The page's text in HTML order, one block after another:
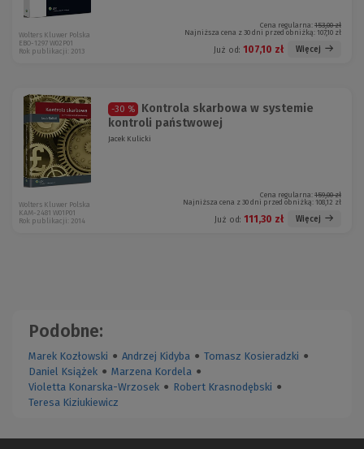
Cena regularna: 153,00 zł
Najniższa cena z 30 dni przed obniżką: 107,10 zł
Już od: 107,10 zł Więcej
Wolters Kluwer Polska
EBO-1297 W02P01
Rok publikacji: 2013
-30 %
Kontrola skarbowa w systemie
kontroli państwowej
Jacek Kulicki
Cena regularna: 159,00 zł
Najniższa cena z 30 dni przed obniżką: 108,12 zł
Już od: 111,30 zł Więcej
Wolters Kluwer Polska
KAM-2481 W01P01
Rok publikacji: 2014
Podobne:
Marek Kozłowski ● Andrzej Kidyba ● Tomasz Kosieradzki ●
Daniel Książek ● Marzena Kordela ●
Violetta Konarska-Wrzosek ● Robert Krasnodębski ●
Teresa Kiziukiewicz